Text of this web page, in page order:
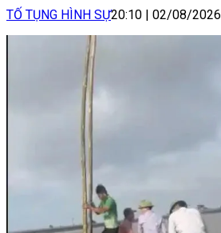
TỐ TỤNG HÌNH SỰ20:10 02/08/2026